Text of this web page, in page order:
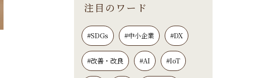
注目のワード
#SDGs #中小企業 #DX
#改善・改良 #AI #IoT